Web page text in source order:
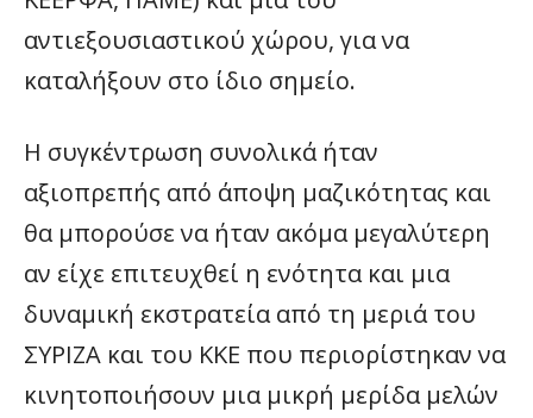
αντιεξουσιαστικού χώρου, για να
καταλήξουν στο ίδιο σημείο.
Η συγκέντρωση συνολικά ήταν
αξιοπρεπής από άποψη μαζικότητας και
θα μπορούσε να ήταν ακόμα μεγαλύτερη
αν είχε επιτευχθεί η ενότητα και μια
δυναμική εκστρατεία από τη μεριά του
ΣΥΡΙΖΑ και του ΚΚΕ που περιορίστηκαν να
κινητοποιήσουν μια μικρή μερίδα μελών